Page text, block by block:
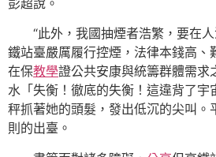
“此外，我國抽煙者浩繁，要在
鐵站臺嚴厲履行控煙，法律本錢高、
在保教學證公共安康與統籌群體需求
水「失衡！徹底的失衡！這違背了宇
秤抓著她的頭髮，發出低沉的尖叫。
則的出臺。